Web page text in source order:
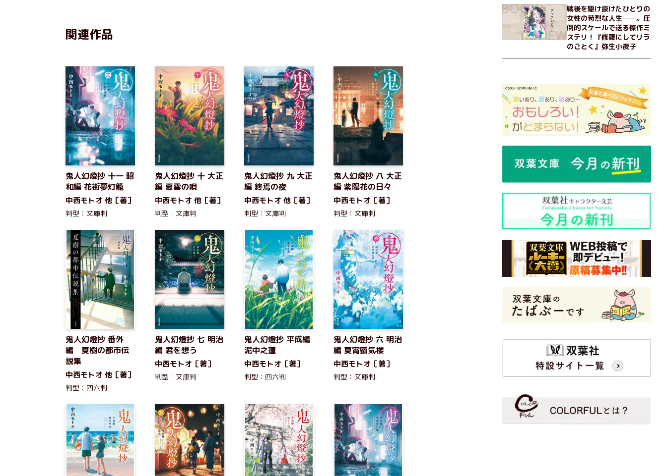
関連作品
鬼人幻燈抄 十一 昭
和編 花街夢灯籠
中西モトオ 他［著］
判型：文庫判
鬼人幻燈抄 十 大正
編 夏雲の唄
中西モトオ 他［著］
判型：文庫判
鬼人幻燈抄 九 大正
編 終焉の夜
中西モトオ 他［著］
判型：文庫判
鬼人幻燈抄 八 大正
編 紫陽花の日々
中西モトオ［著］
判型：文庫判
鬼人幻燈抄 番外
編 夏樹の都市伝
説集
中西モトオ 他［著］
判型：四六判
鬼人幻燈抄 七 明治
編 君を想う
中西モトオ［著］
判型：文庫判
鬼人幻燈抄 平成編
泥中之蓮
中西モトオ［著］
判型：四六判
鬼人幻燈抄 六 明治
編 夏宵蜃気楼
中西モトオ［著］
判型：文庫判
戦後を駆け抜けたひとりの
女性の苛烈な人生──。圧
倒的スケールで送る傑作ミ
ステリ！『修羅にしてリラ
のごとく』弥生小夜子